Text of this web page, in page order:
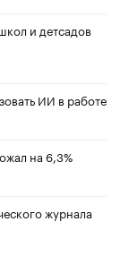
и детсадов
ИИ в работе
на 6,3%
журнала